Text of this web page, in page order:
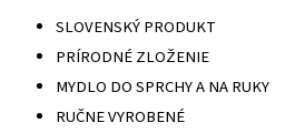
SLOVENSKÝ PRODUKT
PRÍRODNÉ ZLOŽENIE
MYDLO DO SPRCHY A NA RUKY
RUČNE VYROBENÉ